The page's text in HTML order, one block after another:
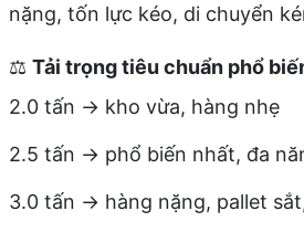
nặng, tốn lực kéo, di chuyển
⚖️ Tải trọng tiêu chuẩn phổ
2.0 tấn → kho vừa, hàng nhẹ
2.5 tấn → phổ biến nhất, đa
3.0 tấn → hàng nặng, pallet